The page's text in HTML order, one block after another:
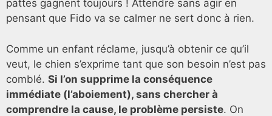
pattes gagnent toujours ! Attendre sans agir en
pensant que Fido va se calmer ne sert donc à rien.
Comme un enfant réclame, jusqu’à obtenir ce qu’il
veut, le chien s’exprime tant que son besoin n’est pas
comblé. Si l’on supprime la conséquence
immédiate (l’aboiement), sans chercher à
comprendre la cause, le problème persiste. On